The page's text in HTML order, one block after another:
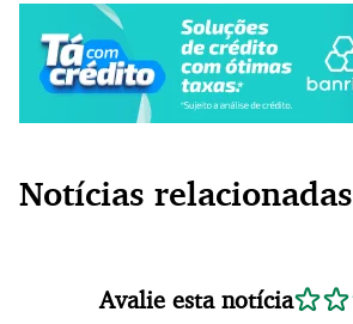
Notícias relacionadas
Avalie esta notícia